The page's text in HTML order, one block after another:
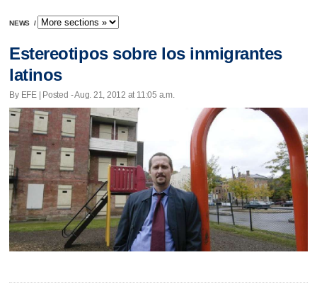
NEWS /
Estereotipos sobre los inmigrantes
latinos
By EFE | Posted - Aug. 21, 2012 at 11:05 a.m.